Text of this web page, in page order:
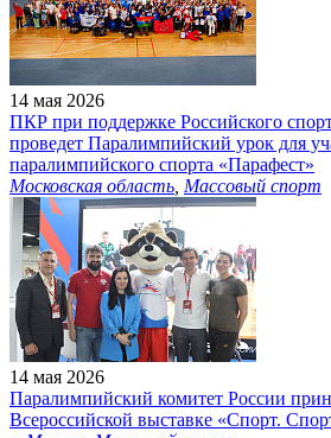
14 мая 2026
ПКР при поддержке Российского
проведет Паралимпийский урок для
паралимпийского спорта «Парафест»
Московская область Массовый спорт
14 мая 2026
Паралимпийский комитет России
Всероссийской выставке «Спорт.